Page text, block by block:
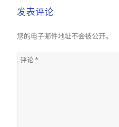
发表评论
您的电子邮件地址不会被公开。